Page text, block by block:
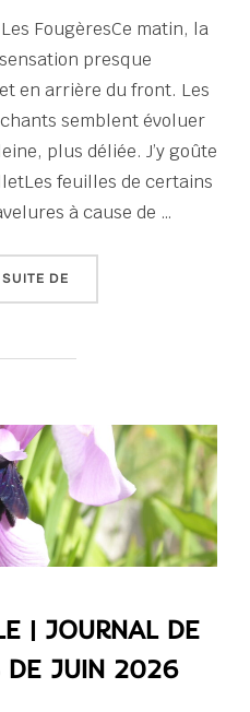
FougèresCe matin, la
presque
en arrière du front. Les
semblent évoluer
plus déliée. J’y goûte
feuilles de certains
à cause de …
DE« TERRAIN FRAGILE |
| JOURNAL DE
DE JUIN 2026